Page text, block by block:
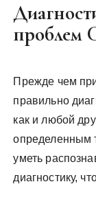
проблем
Прежде чем
правильно
как и любой
определенным
уметь
диагностику,